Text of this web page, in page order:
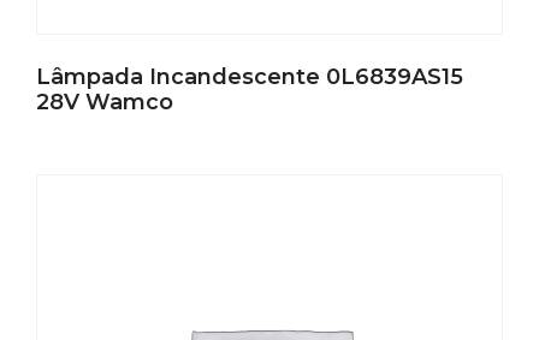
Lâmpada Incandescente 0L6839AS15
28V Wamco